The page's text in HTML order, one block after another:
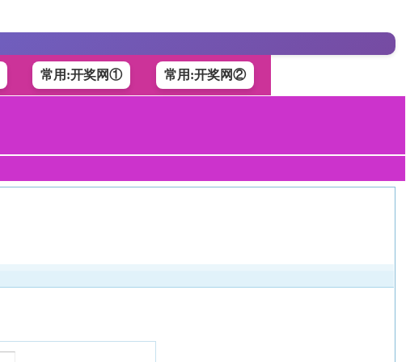
常用:开奖网① 常用:开奖网②